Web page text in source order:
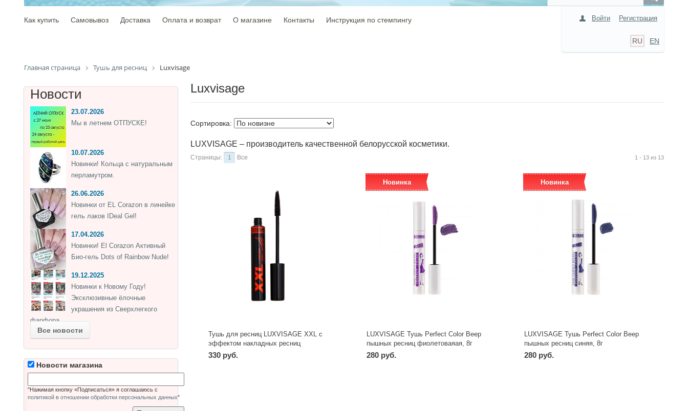
Войти Регистрация
RU EN
Как купить Самовывоз Доставка Оплата и возврат О магазине Контакты Инструкция по стемпингу
Главная страница Тушь для ресниц Luxvisage
Luxvisage
Сортировка:
LUXVISAGE – производитель качественной белорусской косметики.
1 - 13 из 13
Страницы: 1 Все
Тушь для ресниц LUXVISAGE XXL с
эффектом накладных ресниц
330 руб.
Новинка
LUXVISAGE Тушь Perfect Color Веер
пышных ресниц фиолетоваяая, 8г
280 руб.
Новинка
LUXVISAGE Тушь Perfect Color Веер
пышных ресниц синяя, 8г
280 руб.
Новости
23.07.2026
Мы в летнем ОТПУСКЕ!
10.07.2026
Новинки! Кольца с натуральным
перламутром.
26.06.2026
Новинки от EL Corazon в линейке
гель лаков IDeal Gel!
17.04.2026
Новинки! El Corazon Активный
Био-гель Dots of Rainbow Nude!
19.12.2025
Новинки к Новому Году!
Эксклюзивные ёлочные
украшения из Сверхлегкого
фарфора.
Все новости
Новости магазина
"Нажимая кнопку «Подписаться» я соглашаюсь с
политикой в отношении обработки персональных данных"